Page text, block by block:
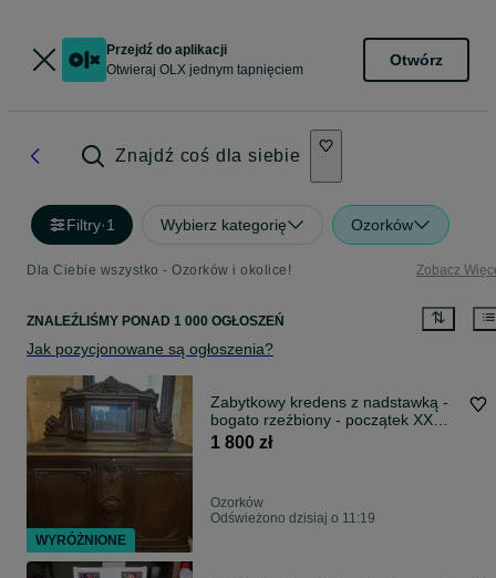
Przejdź do aplikacji
Otwieraj OLX jednym tapnięciem
Otwórz
Znajdź coś dla siebie
Filtry·1 Wybierz kategorię Ozorków
Dla Ciebie wszystko - Ozorków i okolice! Zobacz
ZNALEŹLIŚMY PONAD 1 000 OGŁOSZEŃ
Jak pozycjonowane są ogłoszenia?
Zabytkowy kredens z nadstawką -
bogato rzeźbiony - początek XX
wieku.
1 800 zł
Ozorków
Odświeżono dzisiaj o 11:19
WYRÓŻNIONE